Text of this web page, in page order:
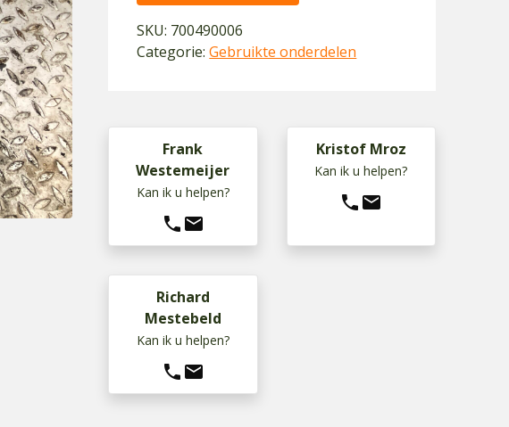
SKU: 700490006
Categorie:Gebruikte onderdelen
Frank
Westemeijer
Kan ik u helpen?
phone mail
Kristof Mroz
Kan ik u helpen?
phone mail
Richard
Mestebeld
Kan ik u helpen?
phone mail